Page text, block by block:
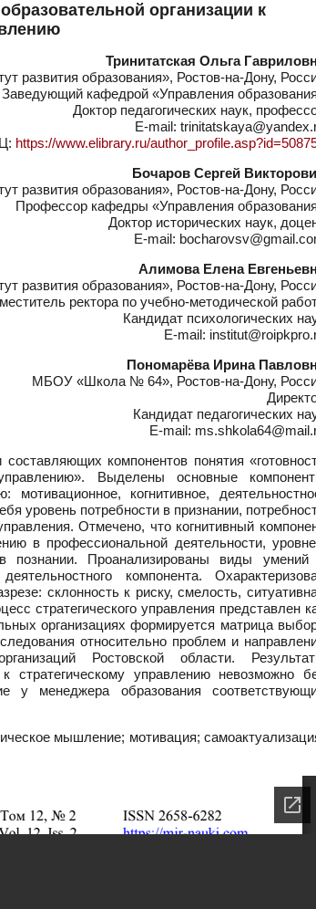
организации к
Тринитатская Ольга
развития образования», Ростов-на-Дону,
Заведующий кафедрой «Управления
Доктор педагогических наук,
E-mail:
https://www.elibrary.ru/
Бочаров Сергей
развития образования», Ростов-на-Дону,
Профессор кафедры «Управления
Доктор исторических наук,
E-mail:
Алимова Елена
развития образования», Ростов-на-Дону,
ректора по учебно-методической
Кандидат психологических
E-mail:
Пономарёва Ирина
МБОУ «Школа № 64», Ростов-на-Дону,
Кандидат педагогических
E-mail:
компонентов понятия
Выделены основные
мотивационное, когнитивное,
уровень потребности в признании,
Отмечено, что когнитивный
в профессиональной деятельности,
познании. Проанализированы виды умений
компонента.
склонность к риску, смелость,
стратегического управления представлен
организациях формируется матрица
относительно проблем и
Ростовской области.
стратегическому управлению невозможно
у менеджера образования
мышление; мотивация;